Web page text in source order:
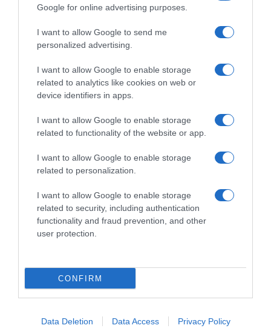
Google for online advertising purposes.
I want to allow Google to send me
personalized advertising.
I want to allow Google to enable storage
related to analytics like cookies on web or
device identifiers in apps.
I want to allow Google to enable storage
related to functionality of the website or app.
I want to allow Google to enable storage
related to personalization.
I want to allow Google to enable storage
related to security, including authentication
functionality and fraud prevention, and other
user protection.
CONFIRM
Data Deletion Data Access Privacy Policy
CHI SIAMO
Dalla tv, alla brace. RicetteInTv.com nasce dall'idea di
raccogliere le follie culinarie di chef navigati e cuochi
improvvisati, che preferiscono gli studi televisivi alle cucine di
un ristorante...continua...
Chi Siamo | Contatti
Cookie
Privacy
Ricette in Tv - P.IVA 02821290349